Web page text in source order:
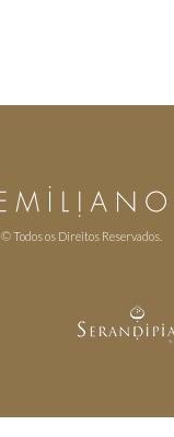
© Todos os Direitos Reservados.